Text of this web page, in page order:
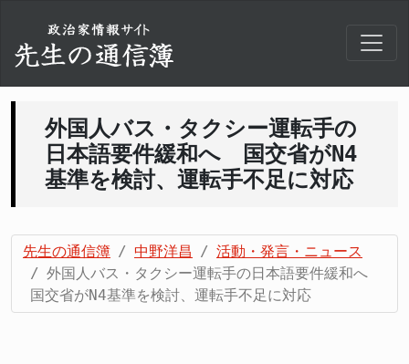
外国人バス・タクシー運転手の
日本語要件緩和へ 国交省がN4
基準を検討、運転手不足に対応
先生の通信簿 中野洋昌
活動・発言・ニュース
外国人バス・タクシー運転手の日本語要件緩和へ
国交省がN4基準を検討、運転手不足に対応